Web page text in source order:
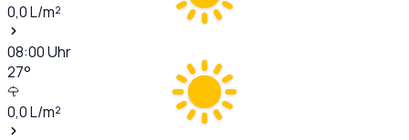
0,0L/m²
08:00Uhr
27°
0,0L/m²